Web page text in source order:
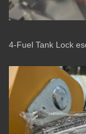
4-Fuel Tank Lock